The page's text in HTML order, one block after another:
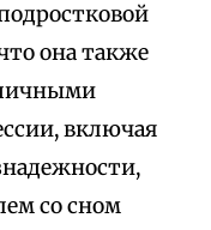
она также
включая
со сном